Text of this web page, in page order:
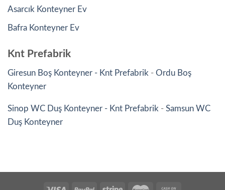
Asarcık Konteyner Ev
Bafra Konteyner Ev
Knt Prefabrik
Giresun Boş Konteyner - Knt Prefabrik - Ordu Boş
Konteyner
Sinop WC Duş Konteyner - Knt Prefabrik - Samsun WC
Duş Konteyner